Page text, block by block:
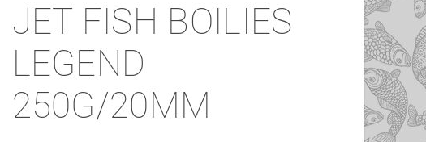
JET FISH BOILIES
LEGEND
250G/20MM